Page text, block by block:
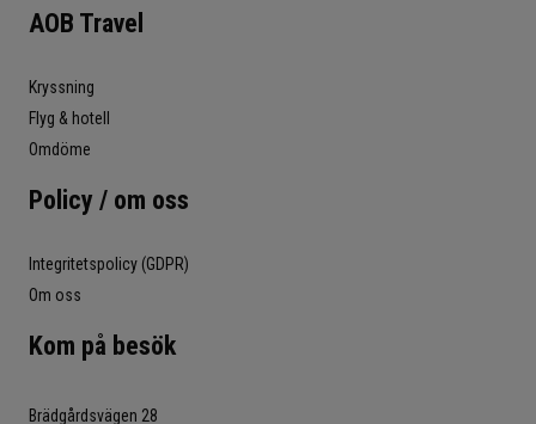
AOB Travel
Kryssning
Flyg & hotell
Omdöme
Policy / om oss
Integritetspolicy (GDPR)
Om oss
Kom på besök
Brädgårdsvägen 28